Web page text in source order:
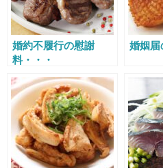
婚約不履行の慰謝
料・・・
婚姻届